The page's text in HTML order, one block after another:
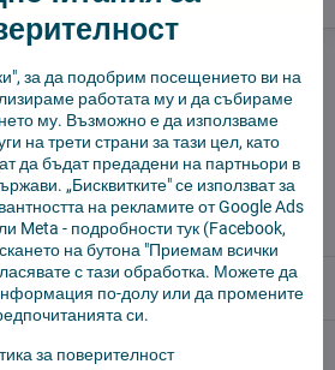
над 55 EUR.
за да подобрим посещението ви на
работата му и да събираме
му. Възможно е да използваме
на трети страни за тази цел, като
да бъдат предадени на партньори в
„Бисквитките" се използват за
на рекламите от Google Ads
Meta - подробности тук(Facebook,
на бутона "Приемам всички
с тази обработка. Можете да
по-долу или да промените
си.
за поверителност